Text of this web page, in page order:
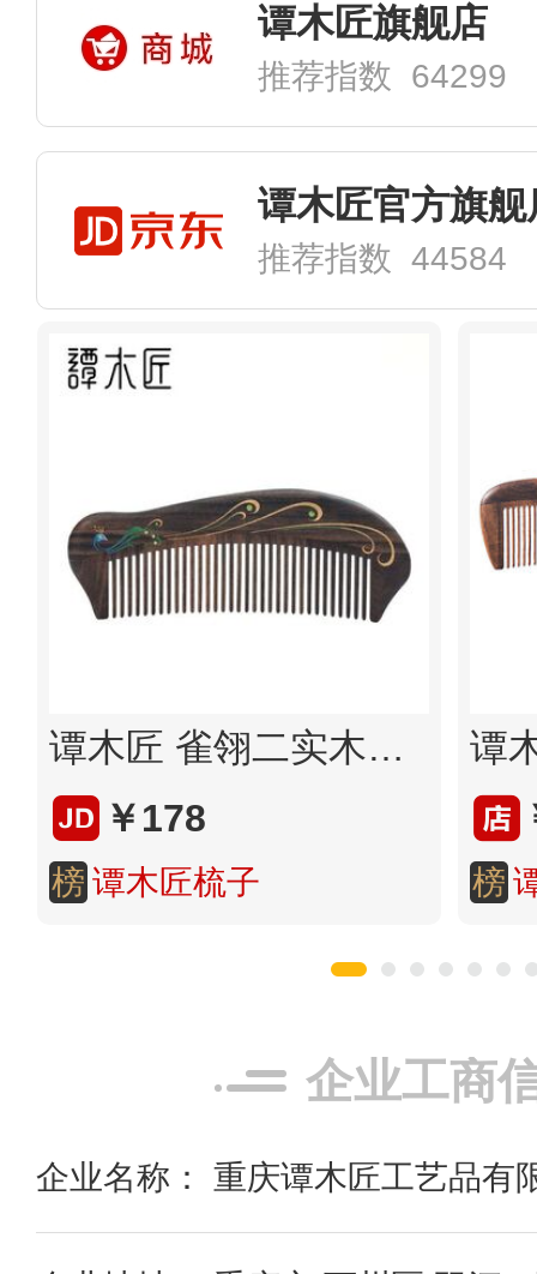
谭木匠旗舰店
推荐指数 64299
谭木匠官方旗舰
推荐指数 44584
谭木匠 雀翎二实木梳子
￥178
榜 谭木匠梳子 榜
企业工商
企业名称： 重庆谭木匠工艺品有